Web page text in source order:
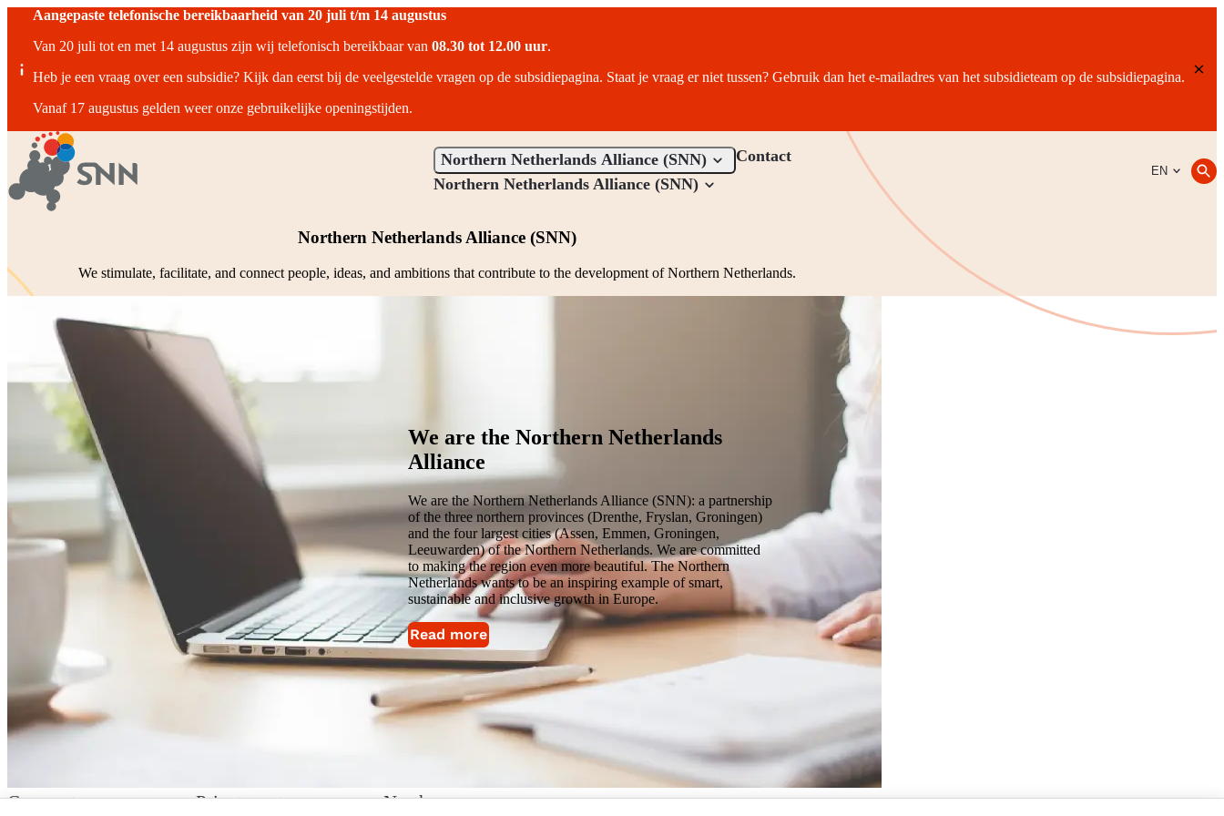
Aangepaste telefonische bereikbaarheid van 20 juli t/m 14 augustus
Van 20 juli tot en met 14 augustus zijn wij telefonisch bereikbaar van 08.30 tot 12.00 uur.
Heb je een vraag over een subsidie? Kijk dan eerst bij de veelgestelde vragen op de subsidiepagina. Staat je vraag er niet tussen? Gebruik dan het e-mailadres van het subsidieteam op de subsidiepagina.
Vanaf 17 augustus gelden weer onze gebruikelijke openingstijden.
Northern Netherlands Alliance (SNN)
Northern Netherlands Alliance (SNN)
Contact
EN
Northern Netherlands Alliance (SNN)
We stimulate, facilitate, and connect people, ideas, and ambitions that contribute to the development of Northern Netherlands.
We are the Northern Netherlands
Alliance
We are the Northern Netherlands Alliance (SNN): a partnership
of the three northern provinces (Drenthe, Fryslan, Groningen)
and the four largest cities (Assen, Emmen, Groningen,
Leeuwarden) of the Northern Netherlands. We are committed
to making the region even more beautiful. The Northern
Netherlands wants to be an inspiring example of smart,
sustainable and inclusive growth in Europe.
Read more
Corporate Private sector
Northern